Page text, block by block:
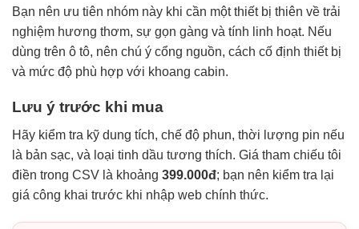
Bạn nên ưu tiên nhóm này khi cần một thiết bị thiên về trải
nghiệm hương thơm, sự gọn gàng và tính linh hoạt. Nếu
dùng trên ô tô, nên chú ý cổng nguồn, cách cố định thiết bị
và mức độ phù hợp với khoang cabin.
Lưu ý trước khi mua
Hãy kiểm tra kỹ dung tích, chế độ phun, thời lượng pin nếu
là bản sạc, và loại tinh dầu tương thích. Giá tham chiếu tôi
điền trong CSV là khoảng 399.000đ; bạn nên kiểm tra lại
giá công khai trước khi nhập web chính thức.